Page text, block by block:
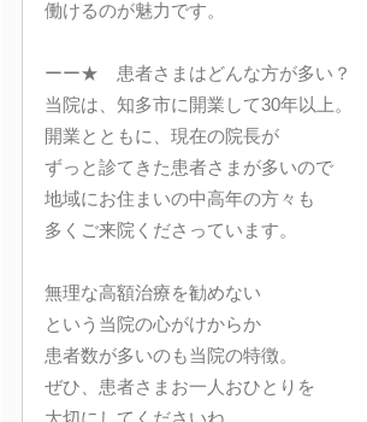
働けるのが魅力です。
ーー★ 患者さまはどんな方が多い？
当院は、知多市に開業して30年以上。
開業とともに、現在の院長が
ずっと診てきた患者さまが多いので
地域にお住まいの中高年の方々も
多くご来院くださっています。
無理な高額治療を勧めない
という当院の心がけからか
患者数が多いのも当院の特徴。
ぜひ、患者さまお一人おひとりを
大切にしてくださいね。